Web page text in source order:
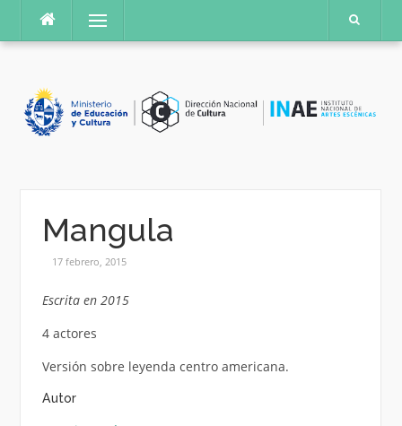
contenido
Menú
Mangula
17 febrero, 2015
Escrita en 2015
4 actores
Versión sobre leyenda centro americana.
Autor